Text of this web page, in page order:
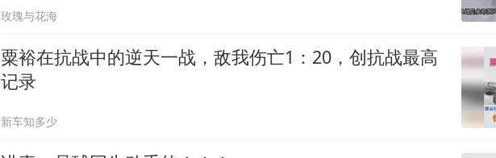
玫瑰与花海
粟裕在抗战中的逆天一战，敌我伤亡1：20，创抗战最高
记录
新车知多少